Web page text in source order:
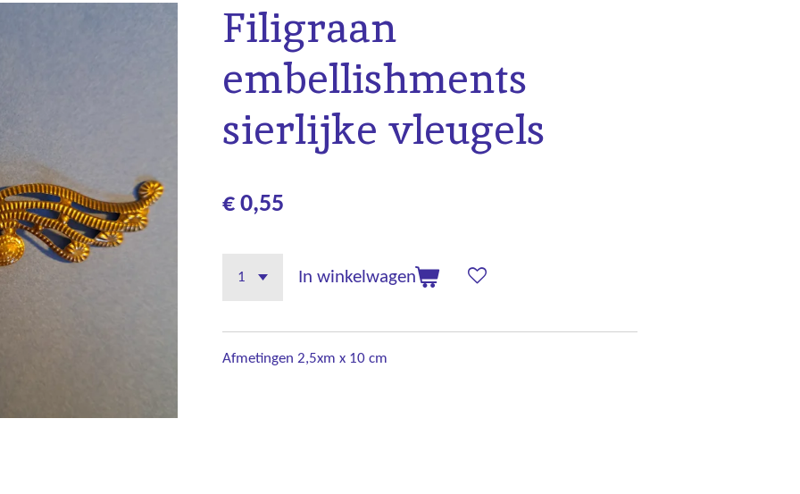
Filigraan
embellishments
sierlijke vleugels
€ 0,55
In winkelwagen
Afmetingen 2,5xm x 10 cm